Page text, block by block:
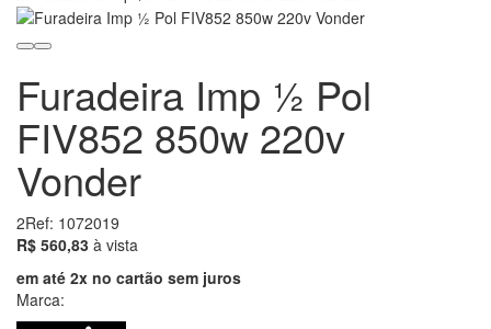
Furadeira Imp ½ Pol
FIV852 850w 220v
Vonder
2Ref: 1072019
560.83
R$ 560,83 à vista
em até 2x no cartão sem juros
Marca: